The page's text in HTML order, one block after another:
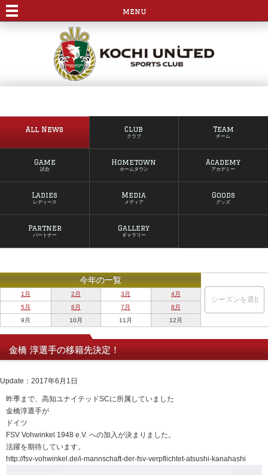
menu
All News Club
クラブ
Team
チーム
Game
試合
Hometown
ホームタウン
Academy
アカデミー
Ladies
レディース
Media
メディア
Goods
グッズ
Partner
パートナー
Gallery
ギャラリー
今年の一覧
1月 2月 3月
4月
5月
6月 7月
8月
9月
10月 11月 12月
金橋 淳選手の移籍先決定！
Update：2017年6月1日
昨季まで、高知ユナイテッドSCに所属していました
金橋淳選手が
ドイツ
FSV Vohwinkel 1948 e.V. への加入が決まりました。
活躍を期待しています。
http://fsv-vohwinkel.de/i-mannschaft-der-fsv-verpflichtet-atsushi-kanahashi